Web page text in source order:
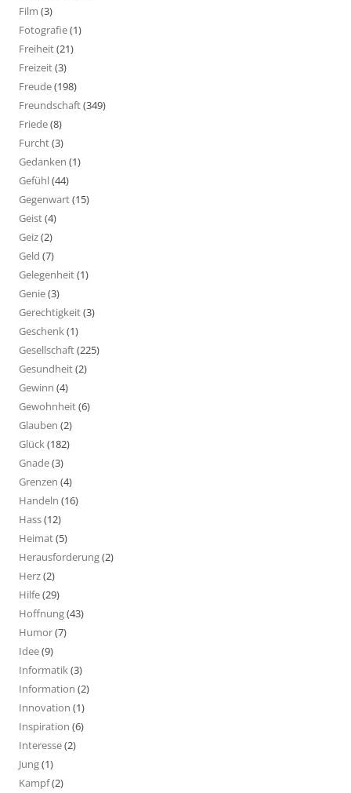
Film (3)
Fotografie(1)
Freiheit(21)
Freizeit(3)
Freude(198)
Freundschaft(349)
Friede(8)
Furcht(3)
Gedanken (1)
Gefühl(44)
Gegenwart(15)
Geist(4)
Geiz(2)
Geld (7)
Gelegenheit(1)
Genie(3)
Gerechtigkeit(3)
Geschenk(1)
Gesellschaft(225)
Gesundheit(2)
Gewinn (4)
Gewohnheit(6)
Glauben (2)
Glück(182)
Gnade(3)
Grenzen (4)
Handeln (16)
Hass(12)
Heimat(5)
Herausforderung(2)
Herz(2)
Hilfe(29)
Hoffnung(43)
Humor(7)
Idee(9)
Informatik(3)
Information (2)
Innovation (1)
Inspiration (6)
Interesse(2)
Jung(1)
Kampf(2)